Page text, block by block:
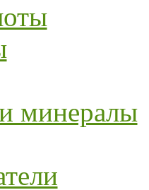
минералы